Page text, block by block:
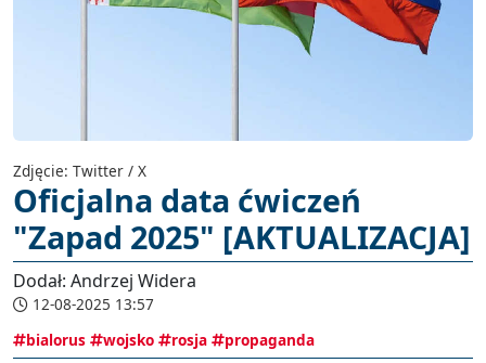
Zdjęcie: Twitter / X
Oficjalna data ćwiczeń
"Zapad 2025" [AKTUALIZACJA]
Dodał: Andrzej Widera
12-08-2025 13:57
bialorus
wojsko rosja propaganda